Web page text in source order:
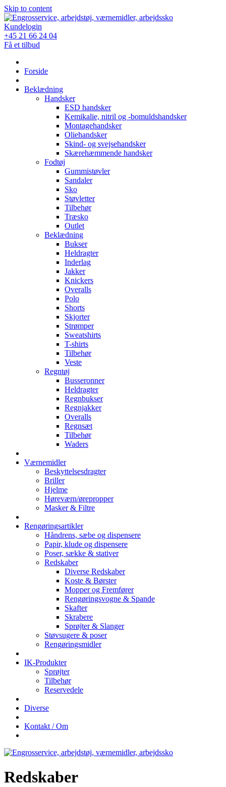
Skip to content
Kundelogin
+45 21 66 24 04
Få et tilbud
Forside
Beklædning
Handsker
ESD handsker
Kemikalie, nitril og -bomuldshandsker
Montagehandsker
Oliehandsker
Skind- og svejsehandsker
Skærehæmmende handsker
Fodtøj
Gummistøvler
Sandaler
Sko
Støvletter
Tilbehør
Træsko
Outlet
Beklædning
Bukser
Heldragter
Inderlag
Jakker
Knickers
Overalls
Polo
Shorts
Skjorter
Strømper
Sweatshirts
T-shirts
Tilbehør
Veste
Regntøj
Busseronner
Heldragter
Regnbukser
Regnjakker
Overalls
Regnsæt
Tilbehør
Waders
Værnemidler
Beskyttelsesdragter
Briller
Hjelme
Høreværn/ørepropper
Masker & Filtre
Rengøringsartikler
Håndrens, sæbe og dispensere
Papir, klude og dispensere
Poser, sække & stativer
Redskaber
Diverse Redskaber
Koste & Børster
Mopper og Fremfører
Rengøringsvogne & Spande
Skafter
Skrabere
Sprøjter & Slanger
Støvsugere & poser
Rengøringsmidler
IK-Produkter
Sprøjter
Tilbehør
Reservedele
Diverse
Kontakt / Om
Redskaber